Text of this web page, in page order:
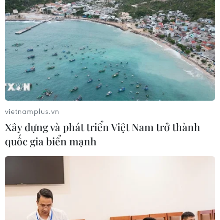
vietnamplus.vn
Xây dựng và phát triển Việt Nam trở thành
quốc gia biển mạnh